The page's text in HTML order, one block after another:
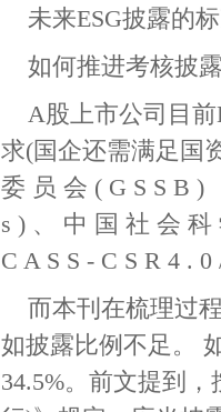
未来ESG披露的
如何推进考核披
A股上市公司目
求(国企还需满足国
委 员 会 ( G S S B )
s ) 、 中 国 社 会
C A S S - C S R 4 .
而本刊在梳理过
如披露比例不足。
34.5%。前文提到